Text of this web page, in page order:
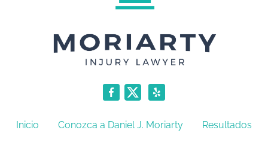
Inicio Conozca a Daniel J. Moriarty Resultados